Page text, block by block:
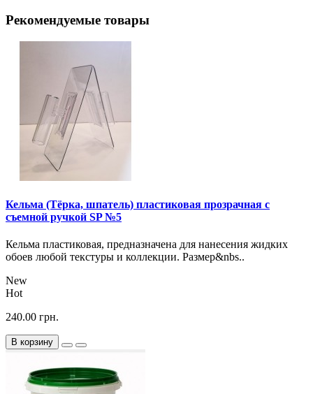
Рекомендуемые товары
Кельма (Тёрка, шпатель) пластиковая прозрачная с
съемной ручкой SP №5
Кельма пластиковая, предназначена для нанесения жидких
обоев любой текстуры и коллекции. Размер&nbs..
New
Hot
240.00 грн.
В корзину